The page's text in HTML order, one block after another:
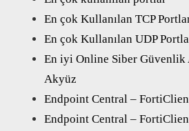
En çok Kullanılan TCP
En çok Kullanılan UDP
En iyi Online Siber Güvenlik
Akyüz
Endpoint Central –
Endpoint Central –